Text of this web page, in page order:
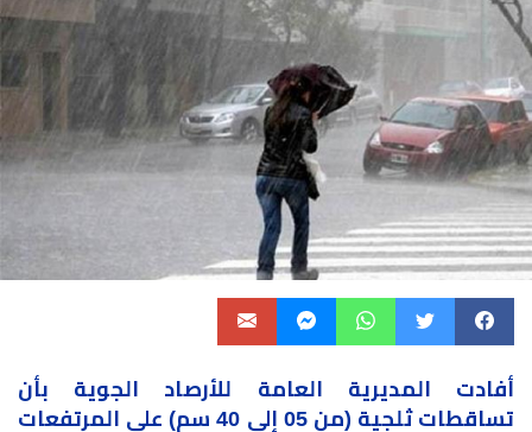
أفادت المديرية العامة للأرصاد الجوية بأن
تساقطات
ثلجية (من 05 إلى 40 سم) على المرتفعات